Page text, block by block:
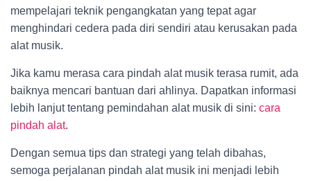
mempelajari teknik pengangkatan yang tepat agar
menghindari cedera pada diri sendiri atau kerusakan pada
alat musik.
Jika kamu merasa cara pindah alat musik terasa rumit, ada
baiknya mencari bantuan dari ahlinya. Dapatkan informasi
lebih lanjut tentang pemindahan alat musik di sini: cara
pindah alat.
Dengan semua tips dan strategi yang telah dibahas,
semoga perjalanan pindah alat musik ini menjadi lebih